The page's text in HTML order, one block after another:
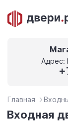
Адрес:
Главная
Входная